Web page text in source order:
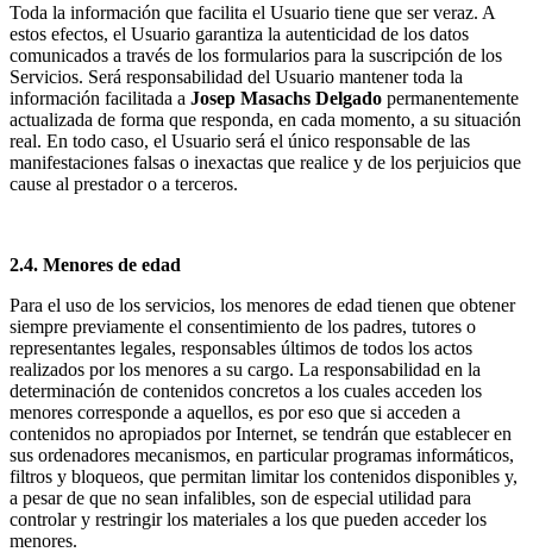
Toda la información que facilita el Usuario tiene que ser veraz. A
estos efectos, el Usuario garantiza la autenticidad de los datos
comunicados a través de los formularios para la suscripción de los
Servicios. Será responsabilidad del Usuario mantener toda la
información facilitada a Josep Masachs Delgado permanentemente
actualizada de forma que responda, en cada momento, a su situación
real. En todo caso, el Usuario será el único responsable de las
manifestaciones falsas o inexactas que realice y de los perjuicios que
cause al prestador o a terceros.
2.4. Menores de edad
Para el uso de los servicios, los menores de edad tienen que obtener
siempre previamente el consentimiento de los padres, tutores o
representantes legales, responsables últimos de todos los actos
realizados por los menores a su cargo. La responsabilidad en la
determinación de contenidos concretos a los cuales acceden los
menores corresponde a aquellos, es por eso que si acceden a
contenidos no apropiados por Internet, se tendrán que establecer en
sus ordenadores mecanismos, en particular programas informáticos,
filtros y bloqueos, que permitan limitar los contenidos disponibles y,
a pesar de que no sean infalibles, son de especial utilidad para
controlar y restringir los materiales a los que pueden acceder los
menores.